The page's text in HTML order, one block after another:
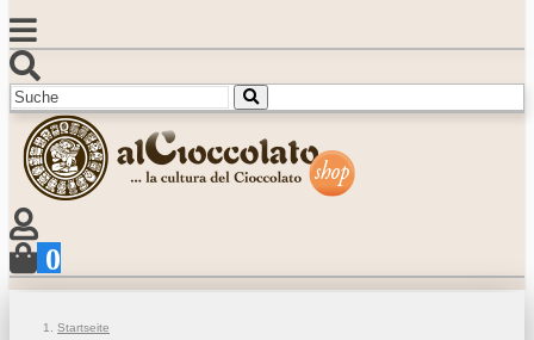
0
Startseite